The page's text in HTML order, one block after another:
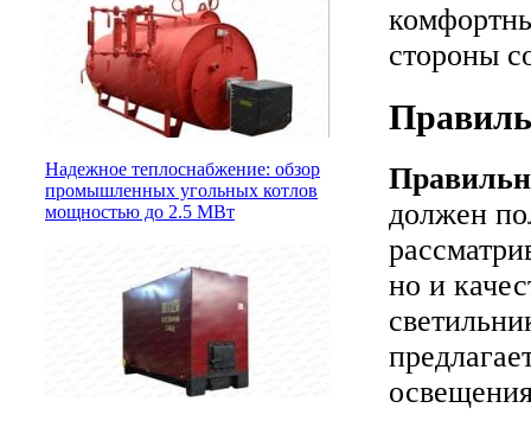
Надежное теплоснабжение: обзор
промышленных угольных котлов
мощностью до 2.5 МВт
стороны
должен
но и